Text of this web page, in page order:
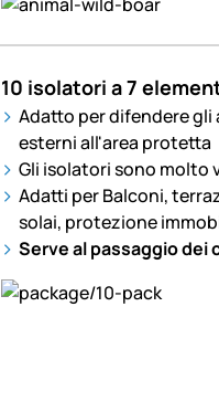
10 isolatori a 7
Adatto per difendere
esterni all'area protetta
Gli isolatori sono molto
Adatti per Balconi,
solai, protezione
Serve al passaggio dei